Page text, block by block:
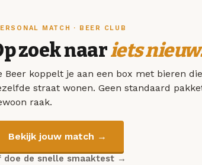
MATCH · BEER CLUB
zoek naariets
Beer koppelt je aan een box met bieren
straat wonen. Geen standaard
raak.
Bekijk jouw match →
doe de snelle smaaktest →